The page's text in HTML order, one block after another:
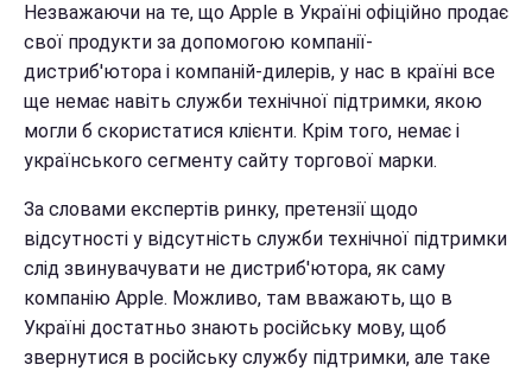
Незважаючи на те, що Apple в Україні офіційно продає
свої продукти за допомогою компанії-
дистриб'ютора і компаній-дилерів, у нас в країні все
ще немає навіть служби технічної підтримки, якою
могли б скористатися клієнти. Крім того, немає і
українського сегменту сайту торгової марки.
За словами експертів ринку, претензії щодо
відсутності у відсутність служби технічної підтримки
слід звинувачувати не дистриб'ютора, як саму
компанію Apple. Можливо, там вважають, що в
Україні достатньо знають російську мову, щоб
звернутися в російську службу підтримки, але таке